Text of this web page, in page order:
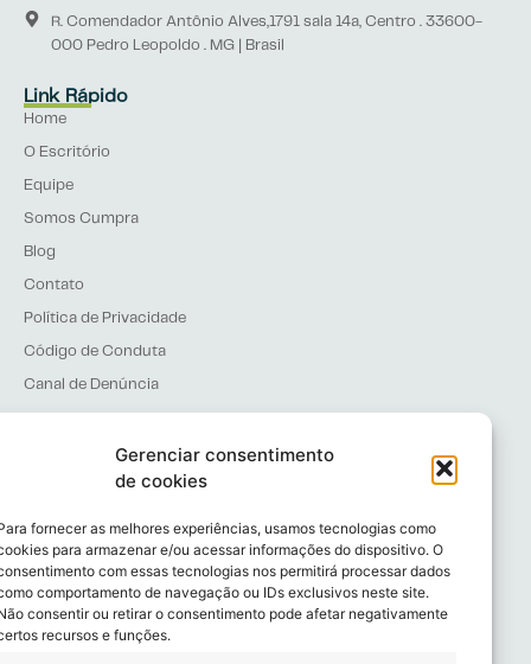
Gerenciar consentimento
de cookies
fornecer as melhores experiências, usamos tecnologias como
para armazenar e/ou acessar informações do dispositivo. O
com essas tecnologias nos permitirá processar dados
comportamento de navegação ou IDs exclusivos neste site.
consentir ou retirar o consentimento pode afetar negativamente
recursos e funções.
R. Comendador Antônio Alves,1791 sala 14a, Centro . 33600-
000 Pedro Leopoldo . MG | Brasil
Link Rápido
Home
O Escritório
Equipe
Somos Cumpra
Blog
Contato
Política de Privacidade
Código de Conduta
Canal de Denúncia
Consultoria Jurídica
Auditoria de Conformidade Legal
Consultoria para Certificações
Contencioso Jurídico
Treinamentos Empresariais